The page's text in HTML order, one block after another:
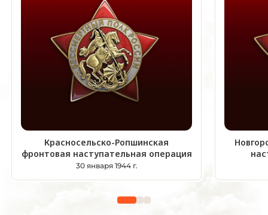
Красносельско-Ропшинская
фронтовая наступательная операция
30 января 1944 г.